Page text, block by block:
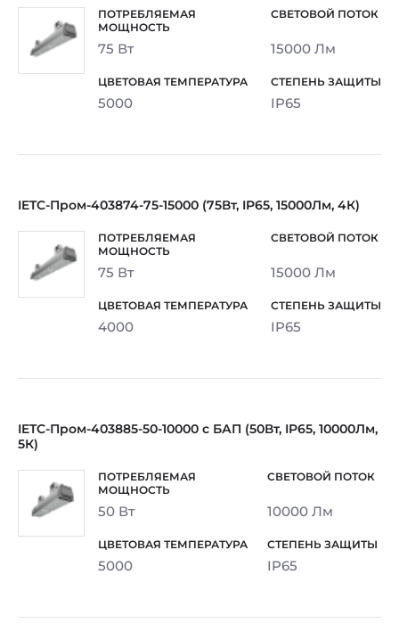
75 Вт 15000 Лм
5000 IP65
IETC-Пром-403874-75-15000 (75Вт, IP65, 15000Лм, 4К)
75 Вт 15000 Лм
4000 IP65
IETC-Пром-403885-50-10000 с БАП (50Вт, IP65, 10000Лм,
5К)
50 Вт 10000 Лм
5000 IP65